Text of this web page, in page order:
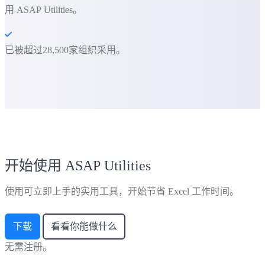
用 ASAP Utilities。
已被超过28,500家组织采用。
开始使用 ASAP Utilities
使用可立即上手的实用工具，开始节省 Excel 工作时间。
下载 看看你能做什么
无需注册。